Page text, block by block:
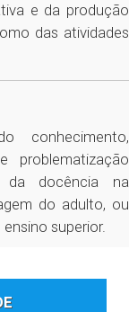
e da produção
das atividades
conhecimento,
problematização
da docência na
do adulto, ou
superior.